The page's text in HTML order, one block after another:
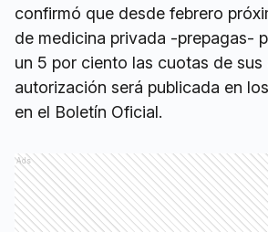
confirmó que desde febrero
de medicina privada -prepagas-
un 5 por ciento las cuotas de sus
autorización será publicada en
en el Boletín Oficial.
Ads